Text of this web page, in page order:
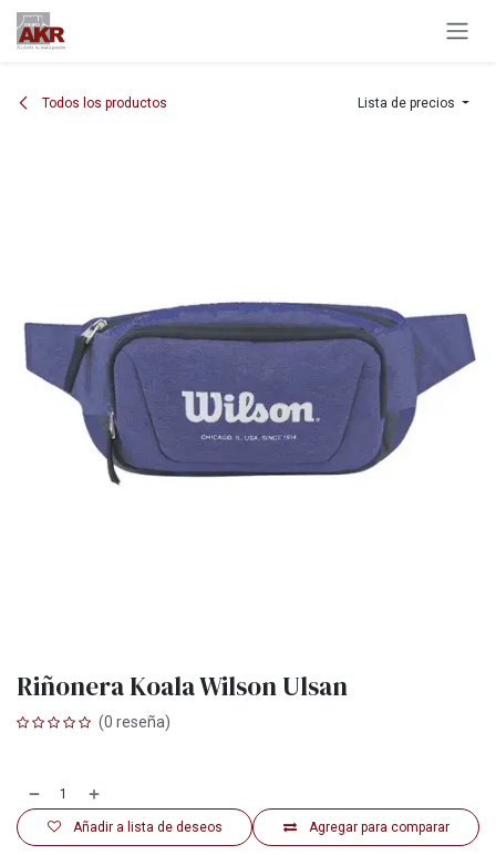
Ir al contenido
Todos los productos Lista de precios
Riñonera Koala Wilson Ulsan
(0 reseña)
Agregar para comparar
Añadir a lista de deseos